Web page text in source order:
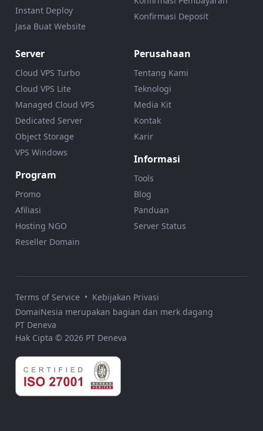
Instant Deploy
Jasa Buat Website
Konfirmasi Deposit
Server
Cloud VPS Turbo
Cloud VPS Lite
Managed Cloud VPS
Dedicated Server
Object Storage
VPS Windows
Program
Promo
Afiliasi
Hosting NGO
Reseller Domain
Perusahaan
Tentang Kami
Teknologi
Media Kit
Kontak
Karir
Informasi
Tools
Blog
Panduan
Server Status
Terms of Service • Kebijakan Privasi
DomaiNesia merupakan bagian dan merk dagang
PT Deneva
Hak Cipta © 2026 PT Deneva